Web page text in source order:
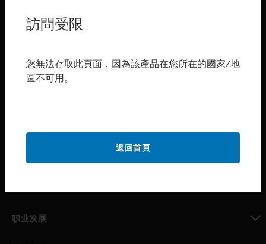
toggle view
服务
行业
toggle view
职业发展
訪問受限
您無法存取此頁面，因為該產品在您所在的國家/地
區不可用。
返回首頁